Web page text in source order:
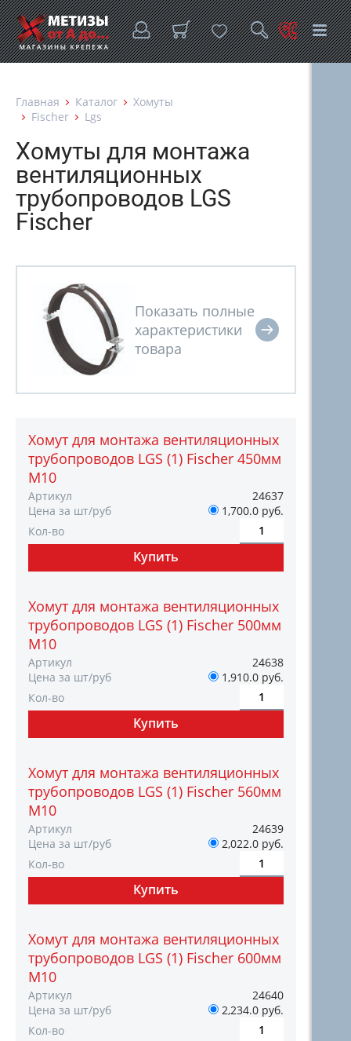
Главная Каталог
Хомуты
Fischer
Lgs
Хомуты для монтажа
вентиляционных
трубопроводов LGS
Fischer
Хомут для монтажа вентиляционных
трубопроводов LGS (1) Fischer 450мм
M10
Артикул
24637
Цена за шт/руб
1,700.0 руб.
Кол-во
Хомут для монтажа вентиляционных
трубопроводов LGS (1) Fischer 500мм
M10
Артикул
24638
Цена за шт/руб
1,910.0 руб.
Кол-во
Хомут для монтажа вентиляционных
трубопроводов LGS (1) Fischer 560мм
M10
Артикул
24639
Цена за шт/руб
2,022.0 руб.
Кол-во
Хомут для монтажа вентиляционных
трубопроводов LGS (1) Fischer 600мм
M10
Артикул
24640
Цена за шт/руб
2,234.0 руб.
Кол-во